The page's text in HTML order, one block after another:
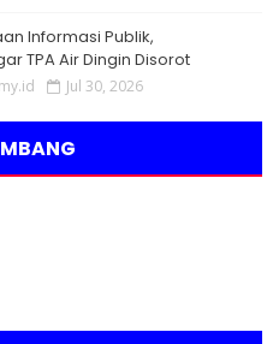
Informasi Publik,
TPA Air Dingin Disorot
Jul 30, 2026